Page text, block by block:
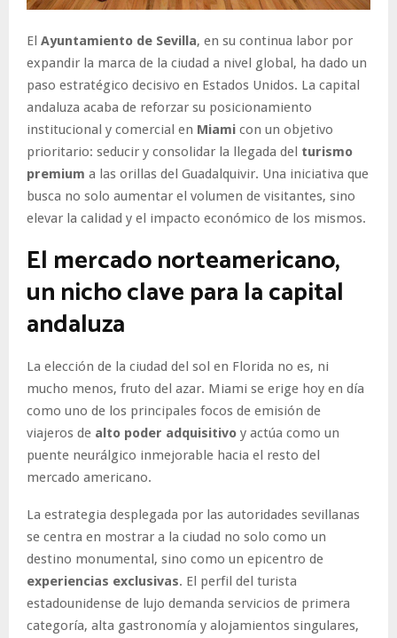
El Ayuntamiento de Sevilla, en su continua labor por
expandir la marca de la ciudad a nivel global, ha dado un
paso estratégico decisivo en Estados Unidos. La capital
andaluza acaba de reforzar su posicionamiento
institucional y comercial en Miami con un objetivo
prioritario: seducir y consolidar la llegada del turismo
premium a las orillas del Guadalquivir. Una iniciativa que
busca no solo aumentar el volumen de visitantes, sino
elevar la calidad y el impacto económico de los mismos.
El mercado norteamericano,
un nicho clave para la capital
andaluza
La elección de la ciudad del sol en Florida no es, ni
mucho menos, fruto del azar. Miami se erige hoy en día
como uno de los principales focos de emisión de
viajeros de alto poder adquisitivo y actúa como un
puente neurálgico inmejorable hacia el resto del
mercado americano.
La estrategia desplegada por las autoridades sevillanas
se centra en mostrar a la ciudad no solo como un
destino monumental, sino como un epicentro de
experiencias exclusivas. El perfil del turista
estadounidense de lujo demanda servicios de primera
categoría, alta gastronomía y alojamientos singulares,